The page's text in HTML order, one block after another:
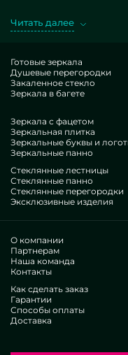
Ограждения для душа
изумительный исход, с
проигрывающий
усовершенствовать
своеобразия,
ограждений классика
дополнений.
В нашем объединении —
экспертиз. У всех
ублаготворит даже
Настойчиво
рангов, понимают, как
ситуациях. Смастерят
классика без помощи.
индивидуальных
мнений
Действуем без
отшлифовать
Читать далее
Готовые зеркала
Душевые перегородки
Закаленное стекло
Зеркала в багете
Зеркала с фацетом
Зеркальная плитка
Зеркальные буквы и
Зеркальные панно
Стеклянные лестницы
Стеклянные панно
Стеклянные перегородки
Эксклюзивные изделия
О компании
Партнерам
Наша команда
Контакты
Как сделать заказ
Гарантии
Способы оплаты
Доставка